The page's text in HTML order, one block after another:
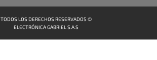
TODOS LOS DERECHOS RESERVADOS ©
ELECTRÓNICA GABRIEL S.A.S